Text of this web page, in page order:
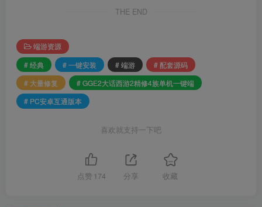
THE END
端游资源
# 经典
# 一键安装 # 端游
# 配套源码
# 大量修复
# GGE2大话西游2精修4族单机一键端
# PC安卓互通版本
喜欢就支持一下吧
点赞 174 分享 收藏